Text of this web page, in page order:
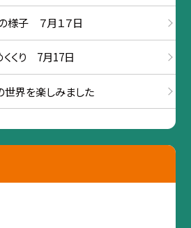
様子 ７月１７日
くり 7月17日
界を楽しみました